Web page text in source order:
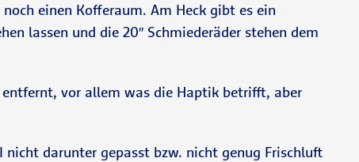
einen Kofferaum. Am Heck gibt es ein
lassen und die 20″ Schmiederäder stehen dem
entfernt, vor allem was die Haptik betrifft, aber
darunter gepasst bzw. nicht genug Frischluft